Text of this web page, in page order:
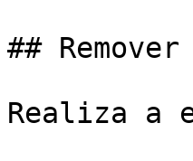
##
Realiza a